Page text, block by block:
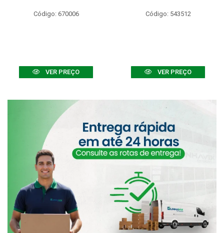
Código: 670006
VER PREÇO
Código: 543512
VER PREÇO